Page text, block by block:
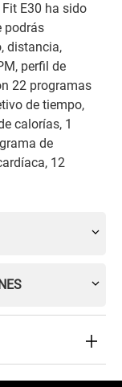
E30 ha sido
podrás
distancia,
perfil de
22 programas
de tiempo,
calorías, 1
de
12